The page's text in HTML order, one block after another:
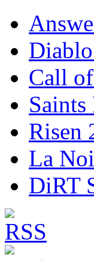
Call
Risen
La
DiRT